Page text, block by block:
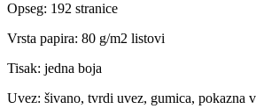
Opseg: 192 stranice
Vrsta papira: 80 g/m2 listovi
Tisak: jedna boja
Uvez: šivano, tvrdi uvez, gumica, pokazna